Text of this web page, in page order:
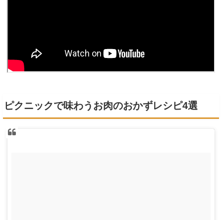
ピクニックで味わうお肉のおかずレシピ4選